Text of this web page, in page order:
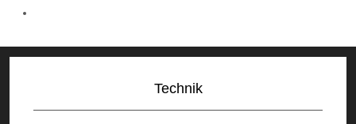
Technik